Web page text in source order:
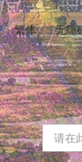
丨 繁体 丨 无障